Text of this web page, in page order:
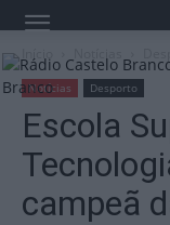
Branco
Notícias Desporto
Escola
campeã